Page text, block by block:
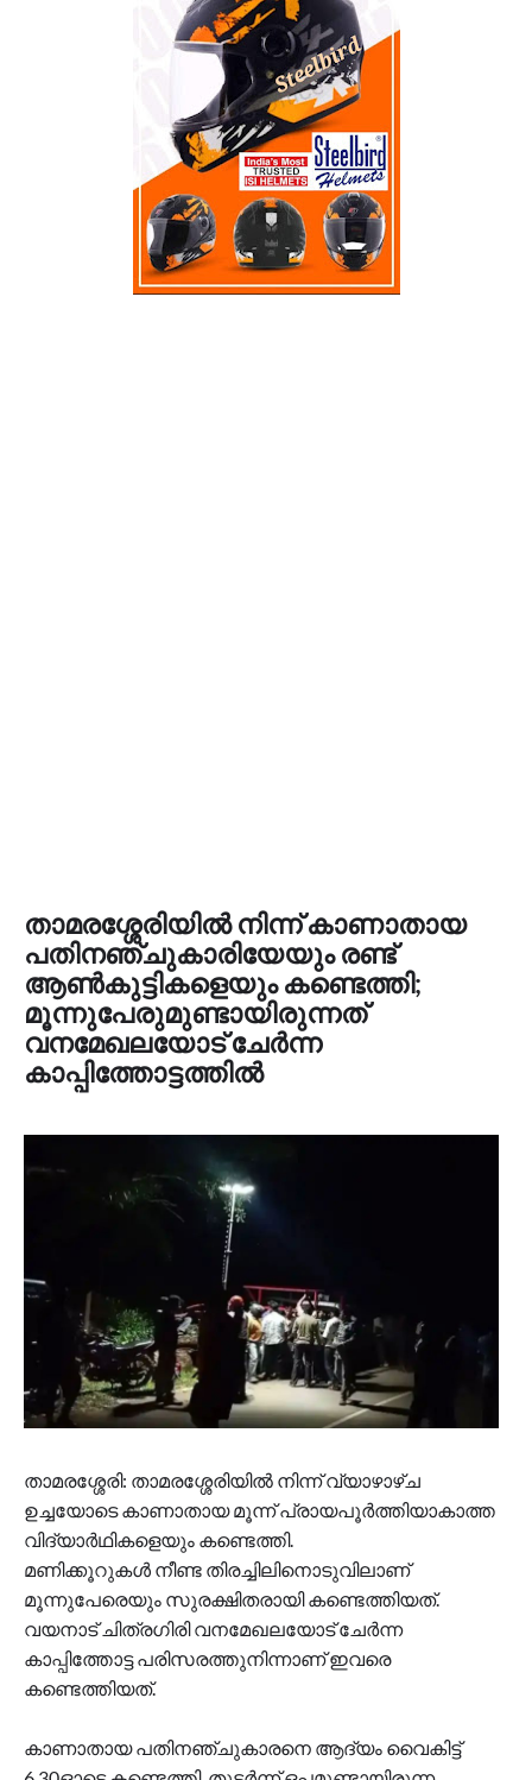
താമരശ്ശേരിയില്‍ നിന്ന് കാണാതായ
പതിനഞ്ചുകാരിയേയും രണ്ട്
ആണ്‍കുട്ടികളെയും കണ്ടെത്തി;
മൂന്നുപേരുമുണ്ടായിരുന്നത്
വനമേഖലയോട് ചേര്‍ന്ന
കാപ്പിത്തോട്ടത്തില്‍
താമരശ്ശേരി: താമരശ്ശേരിയില്‍ നിന്ന് വ്യാഴാഴ്ച
ഉച്ചയോടെ കാണാതായ മൂന്ന് പ്രായപൂർത്തിയാകാത്ത
വിദ്യാർഥികളെയും കണ്ടെത്തി.
മണിക്കൂറുകള്‍ നീണ്ട തിരച്ചിലിനൊടുവിലാണ്
മൂന്നുപേരെയും സുരക്ഷിതരായി കണ്ടെത്തിയത്.
വയനാട് ചിത്രഗിരി വനമേഖലയോട് ചേർന്ന
കാപ്പിത്തോട്ട പരിസരത്തുനിന്നാണ് ഇവരെ
കണ്ടെത്തിയത്.
കാണാതായ പതിനഞ്ചുകാരനെ ആദ്യം വൈകിട്ട്